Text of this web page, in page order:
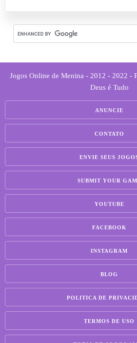
Jogos Online de Menina - 2012 - 2022 -
Deus é Tudo
ANUNCIE
CONTATO
ENVIE SEUS
SUBMIT YOUR
YOUTUBE
FACEBOOK
INSTAGRAM
BLOG
POLITICA DE
TERMOS DE USO